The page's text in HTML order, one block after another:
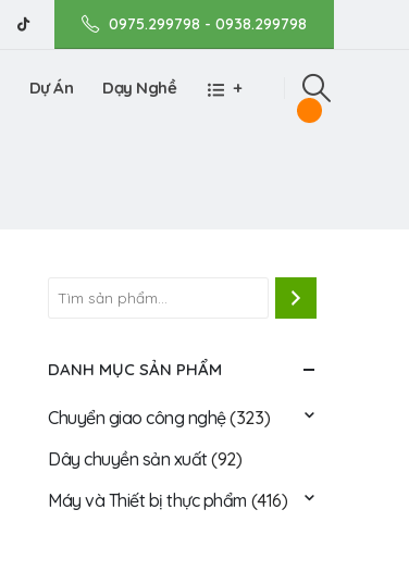
0975.299798 - 0938.299798
Dự Án Dạy Nghề +
DANH MỤC SẢN PHẨM
Chuyển giao công nghệ(323)
Dây chuyền sản xuất(92)
Máy và Thiết bị thực phẩm (416)